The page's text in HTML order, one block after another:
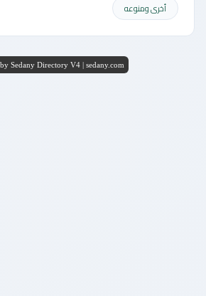
أخرى ومنوعه
by Sedany Directory V4 | sedany.com